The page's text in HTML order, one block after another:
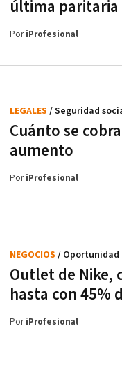
última paritaria
PoriProfesional
Cuánto se
aumento
LEGALES / Seguridad
PoriProfesional
Outlet de Nike,
hasta con 45%
NEGOCIOS / Oportunidad
PoriProfesional